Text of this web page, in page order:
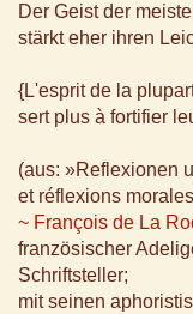
Der Geist der
stärkt eher ihren
{L'esprit de la
sert plus à fortifier
(aus: »Reflexionen
et réflexions
~ François de La
französischer
Schriftsteller;
mit seinen